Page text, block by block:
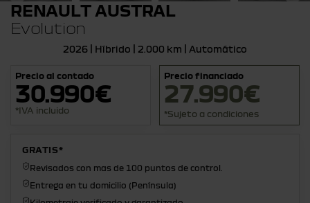
RENAULT AUSTRAL
Evolution
2026 | Híbrido | 2.000 km | Automático
Precio al contado
30.990€
*IVA incluido
Precio financiado
27.990€
*Sujeto a condiciones
GRATIS*
Revisados con mas de 100 puntos de control.
Entrega en tu domicilio (Península)